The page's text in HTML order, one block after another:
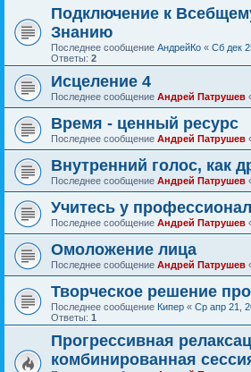
Подключение к
Знанию
Последнее сообщение АндрейКо « Сб дек
Ответы: 2
Исцеление 4
Последнее сообщение Андрей Патрушев
Время - ценный ресурс
Последнее сообщение Андрей Патрушев
Внутренний голос, как
Последнее сообщение Андрей Патрушев
Учитесь у
Последнее сообщение Андрей Патрушев
Омоложение лица
Последнее сообщение Андрей Патрушев
Творческое решение
Последнее сообщение Кипер « Ср апр 21,
Ответы: 1
Прогрессивная
комбинированная